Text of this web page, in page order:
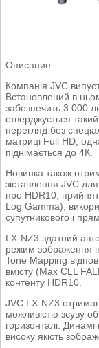
Описание:
Компанія JVC
Встановлений в
забезпечить 3 000
стверджується
перегляд без
матриці Full HD,
піднімається до 4К.
Новинка також
зіставлення JVC
про HDR10,
Log Gamma),
супутникового і
LX-NZ3 здатний
режим зображення
Tone Mapping
вмісту (Max CLL
контенту HDR10.
JVC LX-NZ3
можливістю зсуву
горизонталі.
високу якість